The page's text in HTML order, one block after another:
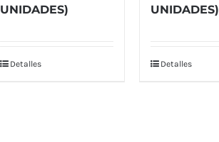
UNIDADES)
Detalles
UNIDADES)
Detalles